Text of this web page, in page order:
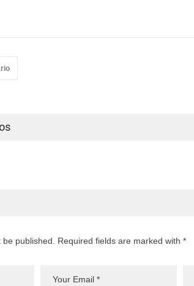
published. Required fields are marked with *